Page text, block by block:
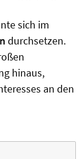
sich im
durchsetzen.
hinaus,
an den